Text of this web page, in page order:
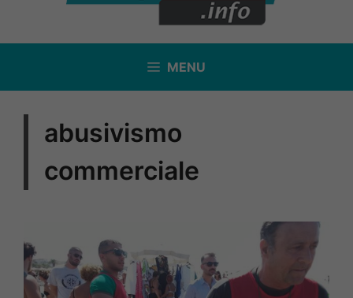
contenuto
MENU
abusivismo
commerciale